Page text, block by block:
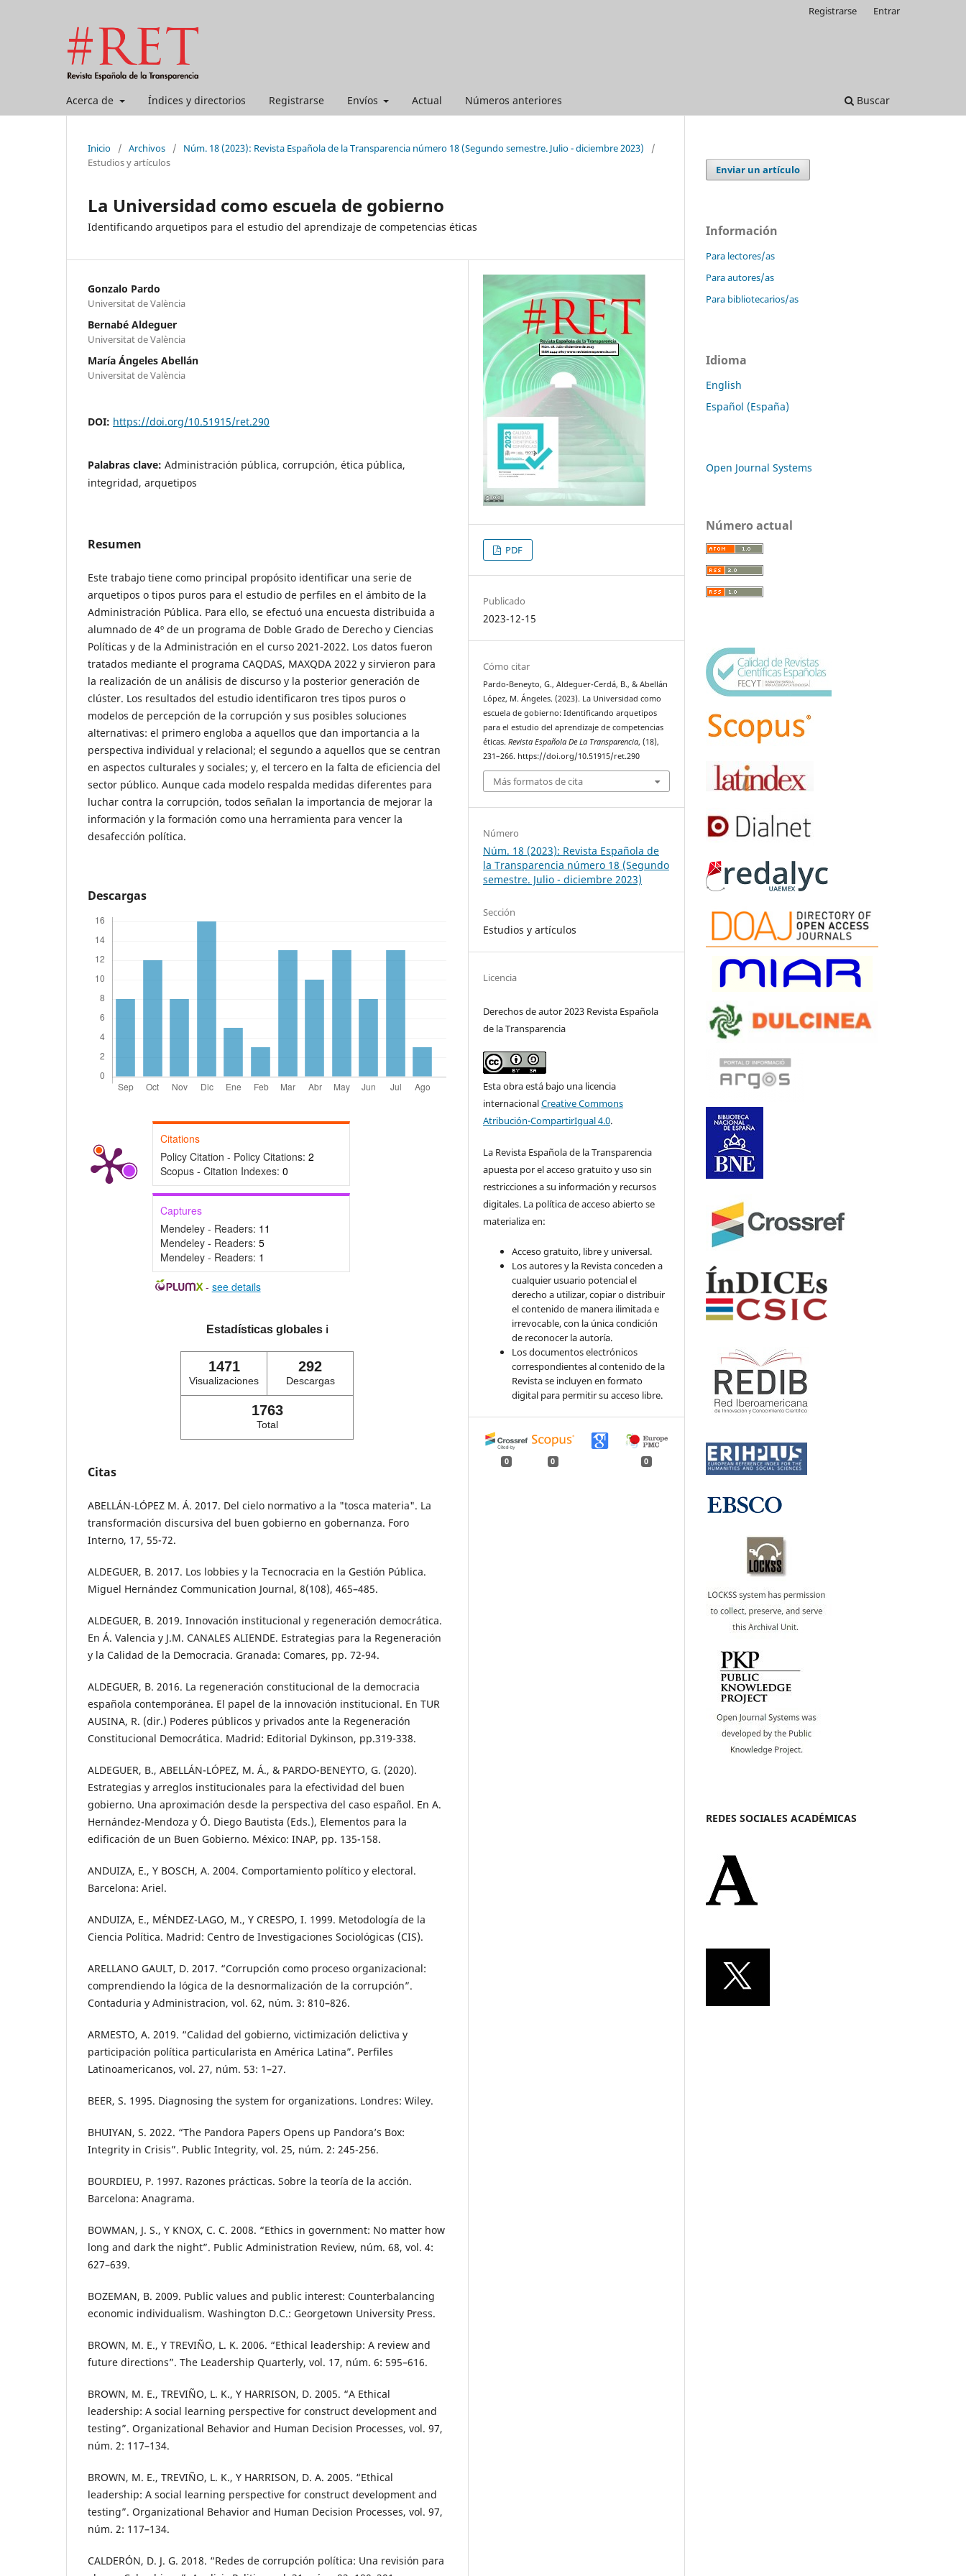
Acerca de Índices y directorios Registrarse Envíos Actual Números anteriores Buscar
Registrarse Entrar
Inicio / Archivos / Núm. 18 (2023): Revista Española de la Transparencia número 18 (Segundo semestre. Julio - diciembre 2023)
/
Estudios y artículos
La Universidad como escuela de gobierno
Identificando arquetipos para el estudio del aprendizaje de competencias éticas
Gonzalo Pardo
Universitat de València
Bernabé Aldeguer
Universitat de València
María Ángeles Abellán
Universitat de València
DOI: https://doi.org/10.51915/ret.290
Palabras clave: Administración pública, corrupción, ética pública,
integridad, arquetipos
Resumen
Este trabajo tiene como principal propósito identificar una serie de
arquetipos o tipos puros para el estudio de perfiles en el ámbito de la
Administración Pública. Para ello, se efectuó una encuesta distribuida a
alumnado de 4º de un programa de Doble Grado de Derecho y Ciencias
Políticas y de la Administración en el curso 2021-2022. Los datos fueron
tratados mediante el programa CAQDAS, MAXQDA 2022 y sirvieron para
la realización de un análisis de discurso y la posterior generación de
clúster. Los resultados del estudio identificaron tres tipos puros o
modelos de percepción de la corrupción y sus posibles soluciones
alternativas: el primero engloba a aquellos que dan importancia a la
perspectiva individual y relacional; el segundo a aquellos que se centran
en aspectos culturales y sociales; y, el tercero en la falta de eficiencia del
sector público. Aunque cada modelo respalda medidas diferentes para
luchar contra la corrupción, todos señalan la importancia de mejorar la
información y la formación como una herramienta para vencer la
desafección política.
Descargas
Citations
Policy Citation - Policy Citations: 2
Scopus - Citation Indexes: 0
Captures
Mendeley - Readers: 11
Mendeley - Readers: 5
Mendeley - Readers: 1
- see details
Estadísticas globales ℹ️
1471
Visualizaciones
292
Descargas
1763
Total
Citas
ABELLÁN-LÓPEZ M. Á. 2017. Del cielo normativo a la "tosca materia". La
transformación discursiva del buen gobierno en gobernanza. Foro
Interno, 17, 55-72.
ALDEGUER, B. 2017. Los lobbies y la Tecnocracia en la Gestión Pública.
Miguel Hernández Communication Journal, 8(108), 465–485.
ALDEGUER, B. 2019. Innovación institucional y regeneración democrática.
En Á. Valencia y J.M. CANALES ALIENDE. Estrategias para la Regeneración
y la Calidad de la Democracia. Granada: Comares, pp. 72-94.
ALDEGUER, B. 2016. La regeneración constitucional de la democracia
española contemporánea. El papel de la innovación institucional. En TUR
AUSINA, R. (dir.) Poderes públicos y privados ante la Regeneración
Constitucional Democrática. Madrid: Editorial Dykinson, pp.319-338.
ALDEGUER, B., ABELLÁN-LÓPEZ, M. Á., & PARDO-BENEYTO, G. (2020).
Estrategias y arreglos institucionales para la efectividad del buen
gobierno. Una aproximación desde la perspectiva del caso español. En A.
Hernández-Mendoza y Ó. Diego Bautista (Eds.), Elementos para la
edificación de un Buen Gobierno. México: INAP, pp. 135-158.
ANDUIZA, E., Y BOSCH, A. 2004. Comportamiento político y electoral.
Barcelona: Ariel.
ANDUIZA, E., MÉNDEZ-LAGO, M., Y CRESPO, I. 1999. Metodología de la
Ciencia Política. Madrid: Centro de Investigaciones Sociológicas (CIS).
ARELLANO GAULT, D. 2017. “Corrupción como proceso organizacional:
comprendiendo la lógica de la desnormalización de la corrupción”.
Contaduria y Administracion, vol. 62, núm. 3: 810–826.
ARMESTO, A. 2019. “Calidad del gobierno, victimización delictiva y
participación política particularista en América Latina”. Perfiles
Latinoamericanos, vol. 27, núm. 53: 1–27.
BEER, S. 1995. Diagnosing the system for organizations. Londres: Wiley.
BHUIYAN, S. 2022. “The Pandora Papers Opens up Pandora’s Box:
Integrity in Crisis”. Public Integrity, vol. 25, núm. 2: 245-256.
BOURDIEU, P. 1997. Razones prácticas. Sobre la teoría de la acción.
Barcelona: Anagrama.
BOWMAN, J. S., Y KNOX, C. C. 2008. “Ethics in government: No matter how
long and dark the night”. Public Administration Review, núm. 68, vol. 4:
627–639.
BOZEMAN, B. 2009. Public values and public interest: Counterbalancing
economic individualism. Washington D.C.: Georgetown University Press.
BROWN, M. E., Y TREVIÑO, L. K. 2006. “Ethical leadership: A review and
future directions”. The Leadership Quarterly, vol. 17, núm. 6: 595–616.
BROWN, M. E., TREVIÑO, L. K., Y HARRISON, D. 2005. “A Ethical
leadership: A social learning perspective for construct development and
testing”. Organizational Behavior and Human Decision Processes, vol. 97,
núm. 2: 117–134.
BROWN, M. E., TREVIÑO, L. K., Y HARRISON, D. A. 2005. “Ethical
leadership: A social learning perspective for construct development and
testing”. Organizational Behavior and Human Decision Processes, vol. 97,
núm. 2: 117–134.
CALDERÓN, D. J. G. 2018. “Redes de corrupción política: Una revisión para
PDF
Publicado
2023-12-15
Cómo citar
Pardo-Beneyto, G., Aldeguer-Cerdá, B., & Abellán
López, M. Ángeles. (2023). La Universidad como
escuela de gobierno: Identificando arquetipos
para el estudio del aprendizaje de competencias
éticas.Revista Española De La Transparencia, (18),
231–266. https://doi.org/10.51915/ret.290
Más formatos de cita
Número
Núm. 18 (2023): Revista Española de
la Transparencia número 18 (Segundo
semestre. Julio - diciembre 2023)
Sección
Estudios y artículos
Licencia
Derechos de autor 2023 Revista Española
de la Transparencia
Esta obra está bajo una licencia
internacionalCreative Commons
Atribución-CompartirIgual 4.0.
La Revista Española de la Transparencia
apuesta por el acceso gratuito y uso sin
restricciones a su información y recursos
digitales. La política de acceso abierto se
materializa en:
Acceso gratuito, libre y universal.
Los autores y la Revista conceden a
cualquier usuario potencial el
derecho a utilizar, copiar o distribuir
el contenido de manera ilimitada e
irrevocable, con la única condición
de reconocer la autoría.
Los documentos electrónicos
correspondientes al contenido de la
Revista se incluyen en formato
digital para permitir su acceso libre.
0 0 0
Enviar un artículo
Información
Para lectores/as
Para autores/as
Para bibliotecarios/as
Idioma
English
Español (España)
Open Journal Systems
Número actual
REDES SOCIALES ACADÉMICAS